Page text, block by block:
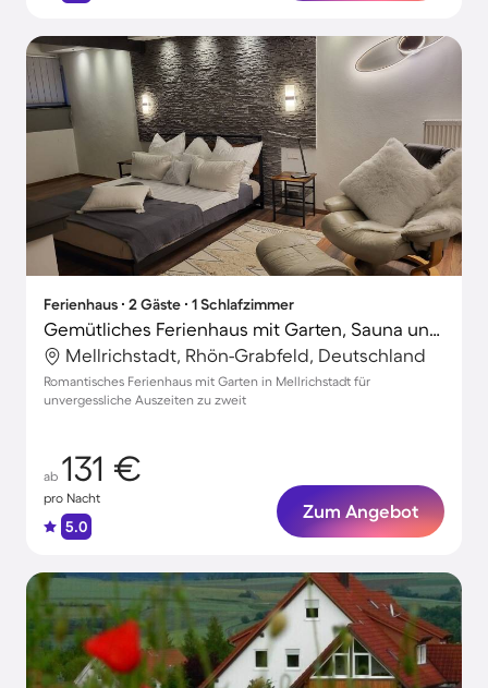
Ferienhaus ∙ 2 Gäste ∙ 1 Schlafzimmer
Gemütliches Ferienhaus mit Garten, Sauna und Grill
Mellrichstadt, Rhön-Grabfeld, Deutschland
Romantisches Ferienhaus mit Garten in Mellrichstadt für
unvergessliche Auszeiten zu zweit
ab 131 €
pro Nacht
5.0
Zum Angebot